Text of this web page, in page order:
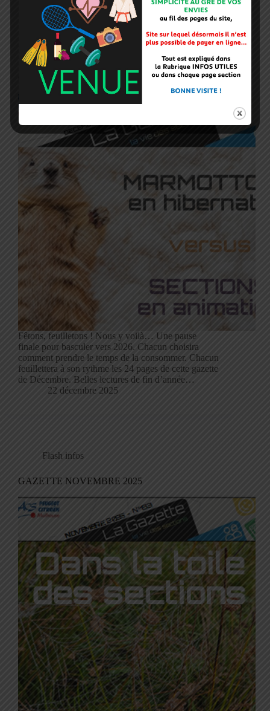
Flash infos
GAZETTE DECEMBRE 2025
Fêtons, feuilletons ! Nous y voilà… Une pause
finale pour basculer vers 2026. Chacun choisira
comment prendre le temps de la consommer. Chacun
feuillettera à son rythme les 24 pages de cette gazette
de Décembre. Belles lectures de fin d’année…
22 décembre 2025
Flash infos
GAZETTE NOVEMBRE 2025